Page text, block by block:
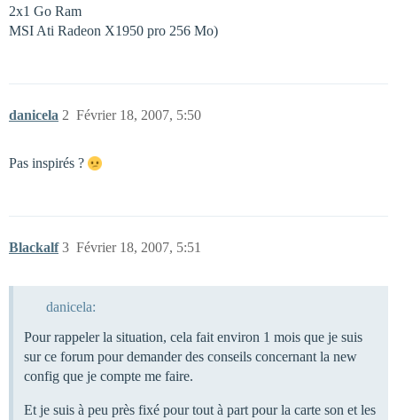
2x1 Go Ram
MSI Ati Radeon X1950 pro 256 Mo)
danicela Février 18, 2007, 5:50
2
Pas inspirés ?
Blackalf Février 18, 2007, 5:51
3
danicela:
Pour rappeler la situation, cela fait environ 1 mois que je suis
sur ce forum pour demander des conseils concernant la new
config que je compte me faire.
Et je suis à peu près fixé pour tout à part pour la carte son et les